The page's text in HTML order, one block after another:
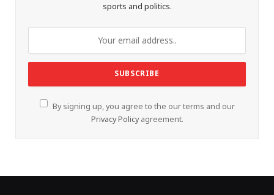
sports and politics.
By signing up, you agree to the our terms and our
Privacy Policyagreement.